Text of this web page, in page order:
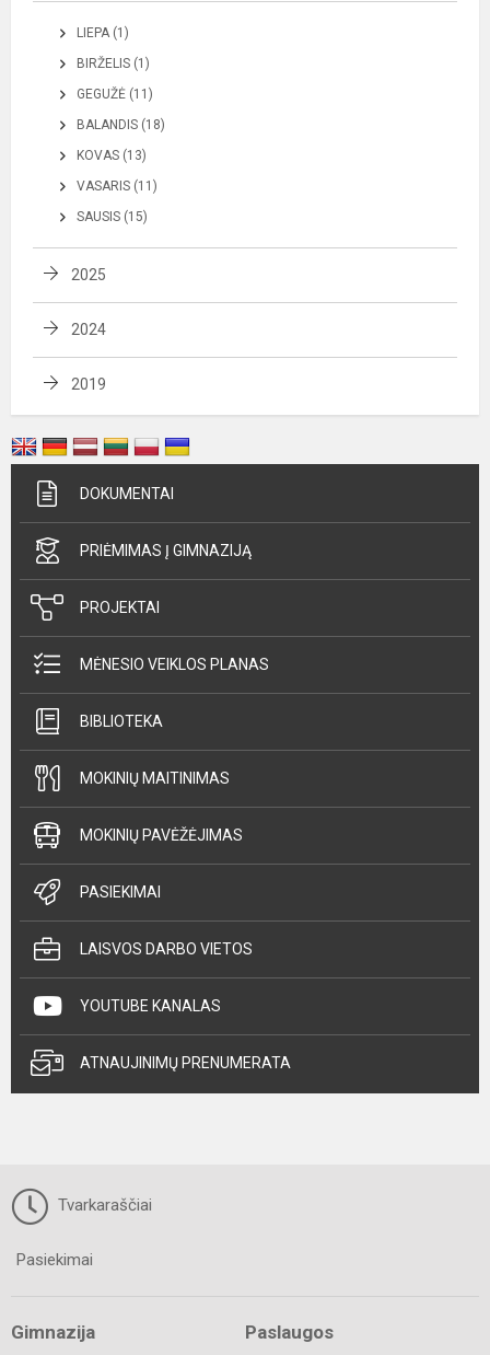
LIEPA (1)
BIRŽELIS (1)
GEGUŽĖ (11)
BALANDIS (18)
KOVAS (13)
VASARIS (11)
SAUSIS (15)
2025
2024
2019
DOKUMENTAI
PRIĖMIMAS Į GIMNAZIJĄ
PROJEKTAI
MĖNESIO VEIKLOS PLANAS
BIBLIOTEKA
MOKINIŲ MAITINIMAS
MOKINIŲ PAVĖŽĖJIMAS
PASIEKIMAI
LAISVOS DARBO VIETOS
YOUTUBE KANALAS
ATNAUJINIMŲ PRENUMERATA
Tvarkaraščiai
Pasiekimai
Gimnazija Paslaugos